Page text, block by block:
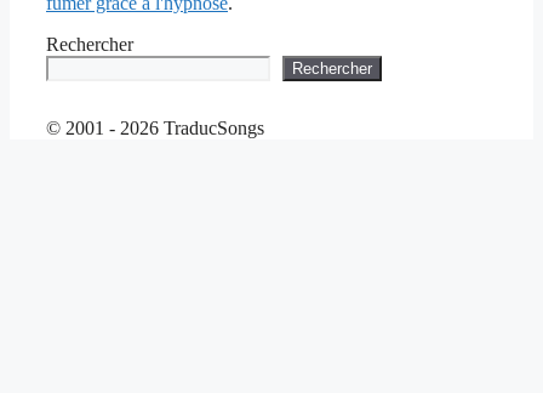
Rechercher
Rechercher
© 2001 - 2026 TraducSongs